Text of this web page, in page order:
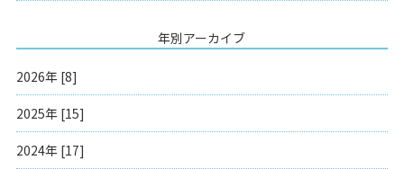
年別アーカイブ
2026年 [8]
2025年 [15]
2024年 [17]